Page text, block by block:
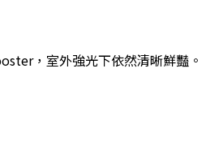
，室外強光下依然清晰鮮豔。